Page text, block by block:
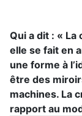
Qui a dit : «
elle se fait en
une forme à
être des
machines. La
rapport au